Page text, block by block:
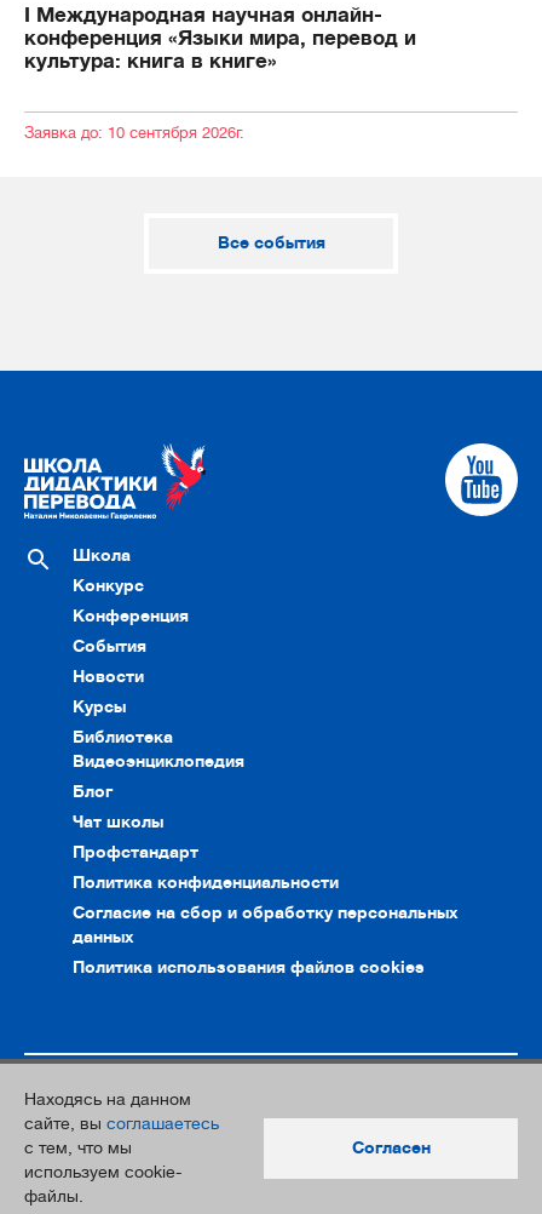
I Международная научная онлайн-
конференция «Языки мира, перевод и
культура: книга в книге»
Заявка до: 10 сентября 2026г.
Все события
Школа
Конкурс
Конференция
События
Новости
Курсы
Библиотека
Видеоэнциклопедия
Блог
Чат школы
Профстандарт
Политика конфиденциальности
Согласие на сбор и обработку персональных
данных
Политика использования файлов cookies
© 2010–2026. Интернет-ресурс профессионального сообщества
преподавателей и переводчиков
Дизайн и разработка:
Находясь на данном
сайте, вы соглашаетесь
с тем, что мы
используем cookie-
файлы.
Согласен